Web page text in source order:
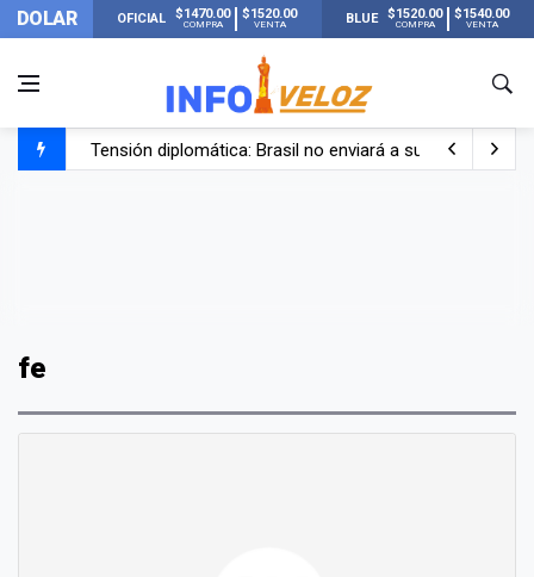
DOLAR OFICIAL $1470.00
COMPRA
$1520.00
VENTA BLUE $1520.00
COMPRA
$1540.00
VENTA
Tensión diplomática: Brasil no enviará a su embajador
fe